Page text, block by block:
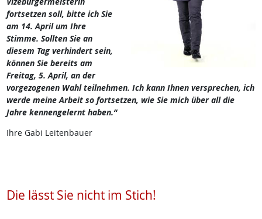
fortsetzen soll, bitte ich Sie
am 14. April um Ihre
Stimme. Sollten Sie an
diesem Tag verhindert sein,
können Sie bereits am
Freitag, 5. April, an der
vorgezogenen Wahl teilnehmen. Ich kann Ihnen versprechen, ich
werde meine Arbeit so fortsetzen, wie Sie mich über all die
Jahre kennengelernt haben.“
Ihre Gabi Leitenbauer
Die lässt Sie nicht im Stich!